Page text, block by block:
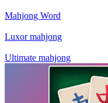
Mahjong Word
Luxor mahjong
Ultimate mahjong